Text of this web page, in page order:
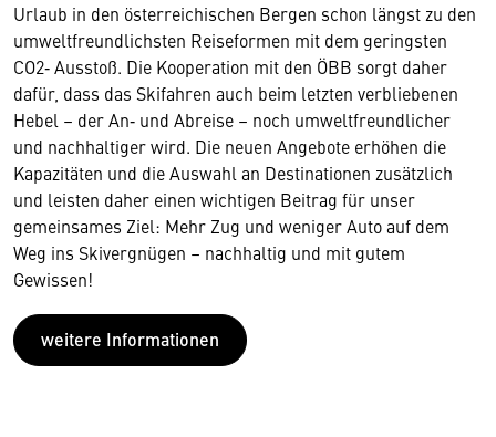
Urlaub in den österreichischen Bergen schon längst zu den
umweltfreundlichsten Reiseformen mit dem geringsten
CO2‐ Ausstoß. Die Kooperation mit den ÖBB sorgt daher
dafür, dass das Skifahren auch beim letzten verbliebenen
Hebel – der An‐ und Abreise – noch umweltfreundlicher
und nachhaltiger wird. Die neuen Angebote erhöhen die
Kapazitäten und die Auswahl an Destinationen zusätzlich
und leisten daher einen wichtigen Beitrag für unser
gemeinsames Ziel: Mehr Zug und weniger Auto auf dem
Weg ins Skivergnügen – nachhaltig und mit gutem
Gewissen!
weitere Informationen